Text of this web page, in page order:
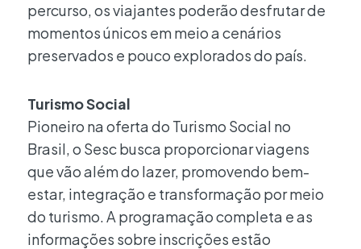
percurso, os viajantes poderão desfrutar de
momentos únicos em meio a cenários
preservados e pouco explorados do país.
Turismo Social
Pioneiro na oferta do Turismo Social no
Brasil, o Sesc busca proporcionar viagens
que vão além do lazer, promovendo bem-
estar, integração e transformação por meio
do turismo. A programação completa e as
informações sobre inscrições estão